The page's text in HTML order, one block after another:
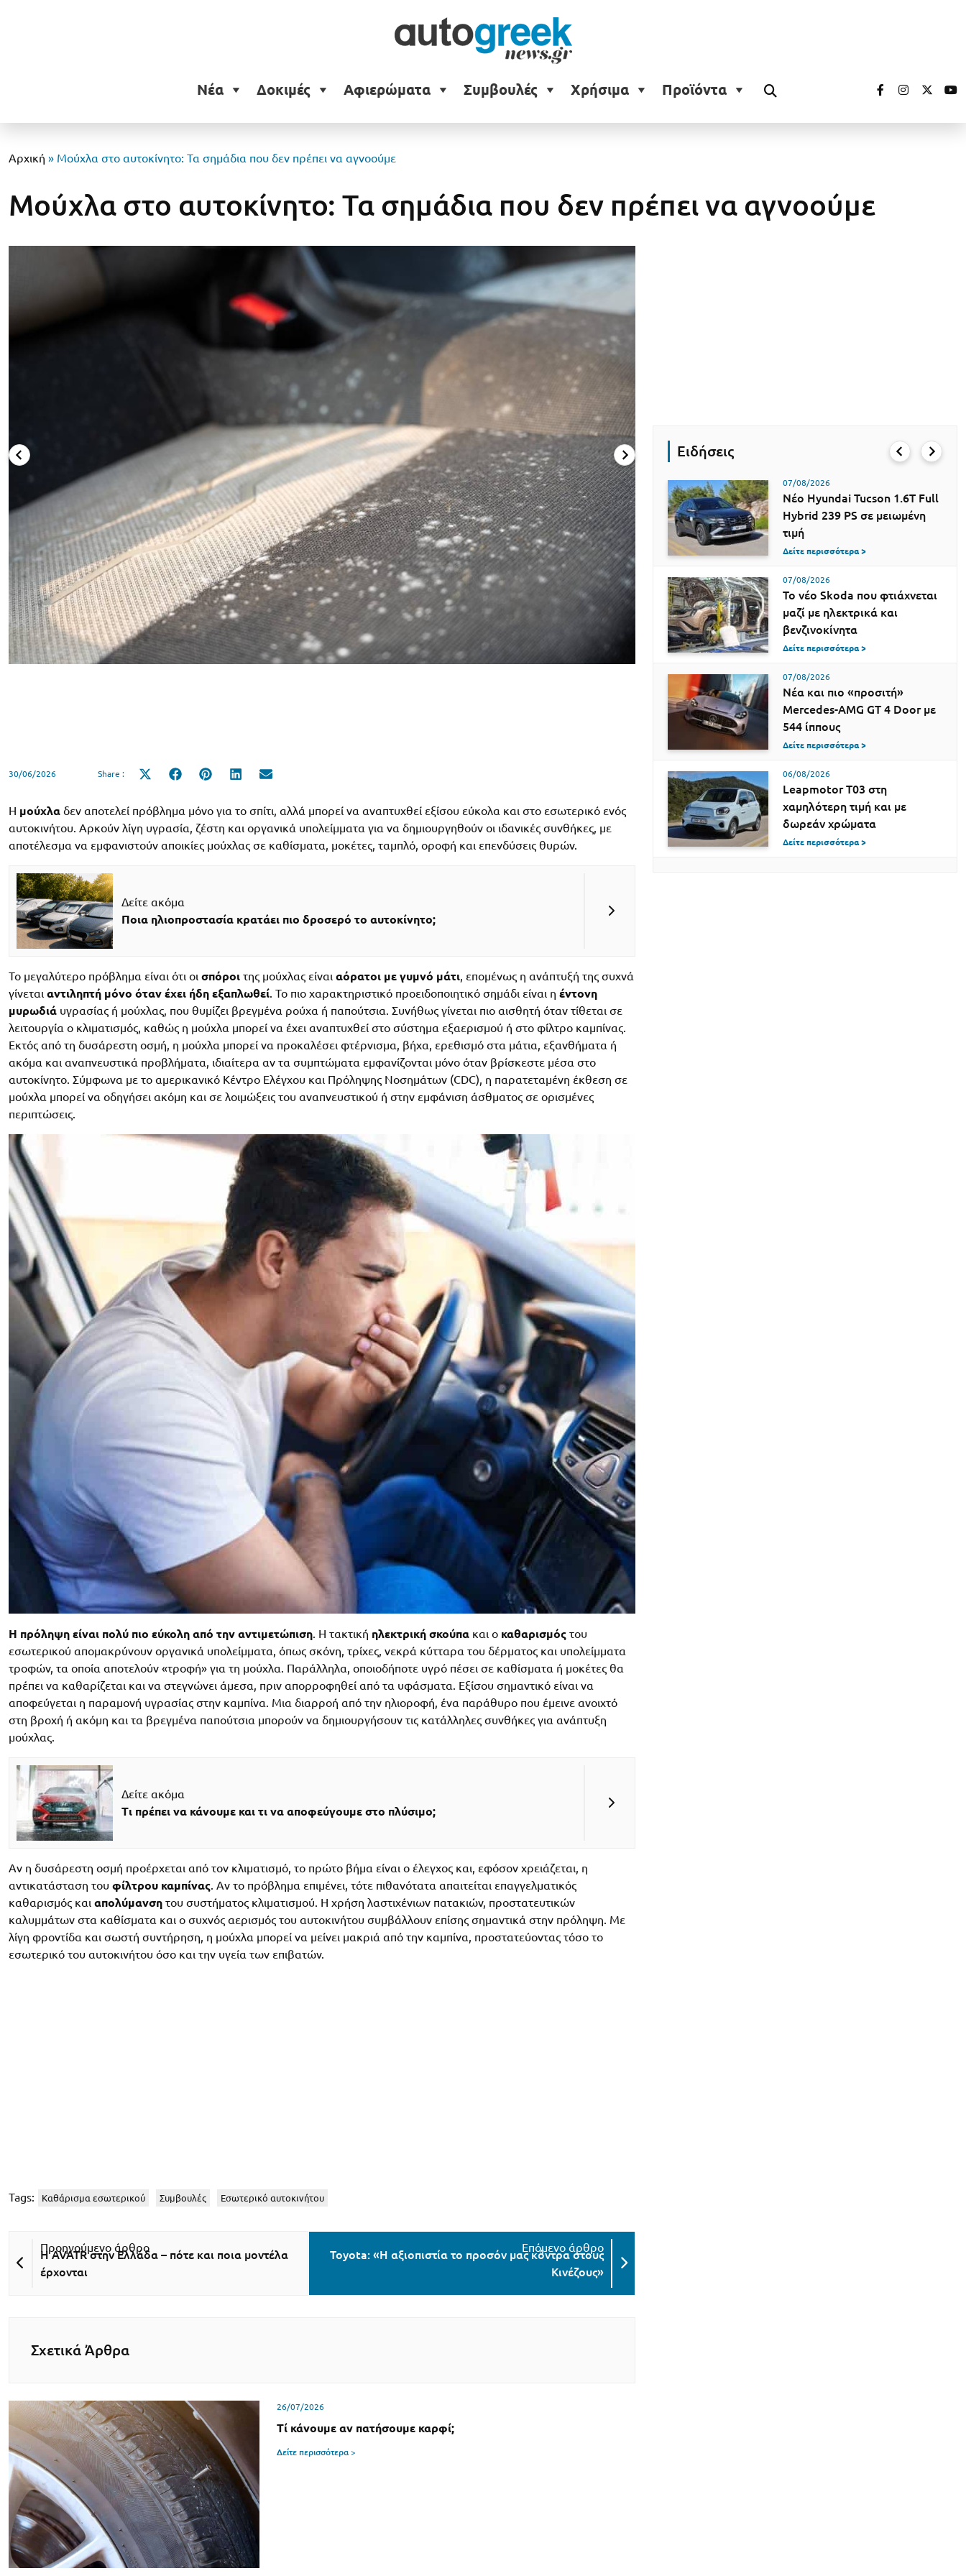
Νέα Δοκιμές Αφιερώματα Συμβουλές Χρήσιμα Προϊόντα
Αρχική » Μούχλα στο αυτοκίνητο: Τα σημάδια που δεν πρέπει να αγνοούμε
Μούχλα στο αυτοκίνητο: Τα σημάδια που δεν πρέπει να αγνοούμε
30/06/2026 Share :
Share
Share
Share
Share
Η μούχλα δεν αποτελεί πρόβλημα μόνο για το σπίτι, αλλά μπορεί να αναπτυχθεί εξίσου εύκολα και στο εσωτερικό ενός
αυτοκινήτου. Αρκούν λίγη υγρασία, ζέστη και οργανικά υπολείμματα για να δημιουργηθούν οι ιδανικές συνθήκες, με
αποτέλεσμα να εμφανιστούν αποικίες μούχλας σε καθίσματα, μοκέτες, ταμπλό, οροφή και επενδύσεις θυρών.
Δείτε ακόμα
Ποια ηλιοπροστασία κρατάει πιο δροσερό το αυτοκίνητο;
Το μεγαλύτερο πρόβλημα είναι ότι οι σπόροι της μούχλας είναι αόρατοι με γυμνό μάτι, επομένως η ανάπτυξή της συχνά
γίνεται αντιληπτή μόνο όταν έχει ήδη εξαπλωθεί. Το πιο χαρακτηριστικό προειδοποιητικό σημάδι είναι η έντονη
μυρωδιά υγρασίας ή μούχλας, που θυμίζει βρεγμένα ρούχα ή παπούτσια. Συνήθως γίνεται πιο αισθητή όταν τίθεται σε
λειτουργία ο κλιματισμός, καθώς η μούχλα μπορεί να έχει αναπτυχθεί στο σύστημα εξαερισμού ή στο φίλτρο καμπίνας.
Εκτός από τη δυσάρεστη οσμή, η μούχλα μπορεί να προκαλέσει φτέρνισμα, βήχα, ερεθισμό στα μάτια, εξανθήματα ή
ακόμα και αναπνευστικά προβλήματα, ιδιαίτερα αν τα συμπτώματα εμφανίζονται μόνο όταν βρίσκεστε μέσα στο
αυτοκίνητο. Σύμφωνα με το αμερικανικό Κέντρο Ελέγχου και Πρόληψης Νοσημάτων (CDC), η παρατεταμένη έκθεση σε
μούχλα μπορεί να οδηγήσει ακόμη και σε λοιμώξεις του αναπνευστικού ή στην εμφάνιση άσθματος σε ορισμένες
περιπτώσεις.
Η πρόληψη είναι πολύ πιο εύκολη από την αντιμετώπιση. Η τακτική ηλεκτρική σκούπα και ο καθαρισμός του
εσωτερικού απομακρύνουν οργανικά υπολείμματα, όπως σκόνη, τρίχες, νεκρά κύτταρα του δέρματος και υπολείμματα
τροφών, τα οποία αποτελούν «τροφή» για τη μούχλα. Παράλληλα, οποιοδήποτε υγρό πέσει σε καθίσματα ή μοκέτες θα
πρέπει να καθαρίζεται και να στεγνώνει άμεσα, πριν απορροφηθεί από τα υφάσματα. Εξίσου σημαντικό είναι να
αποφεύγεται η παραμονή υγρασίας στην καμπίνα. Μια διαρροή από την ηλιοροφή, ένα παράθυρο που έμεινε ανοιχτό
στη βροχή ή ακόμη και τα βρεγμένα παπούτσια μπορούν να δημιουργήσουν τις κατάλληλες συνθήκες για ανάπτυξη
μούχλας.
Δείτε ακόμα
Τι πρέπει να κάνουμε και τι να αποφεύγουμε στο πλύσιμο;
Αν η δυσάρεστη οσμή προέρχεται από τον κλιματισμό, το πρώτο βήμα είναι ο έλεγχος και, εφόσον χρειάζεται, η
αντικατάσταση του φίλτρου καμπίνας. Αν το πρόβλημα επιμένει, τότε πιθανότατα απαιτείται επαγγελματικός
καθαρισμός και απολύμανση του συστήματος κλιματισμού. Η χρήση λαστιχένιων πατακιών, προστατευτικών
καλυμμάτων στα καθίσματα και ο συχνός αερισμός του αυτοκινήτου συμβάλλουν επίσης σημαντικά στην πρόληψη. Με
λίγη φροντίδα και σωστή συντήρηση, η μούχλα μπορεί να μείνει μακριά από την καμπίνα, προστατεύοντας τόσο το
εσωτερικό του αυτοκινήτου όσο και την υγεία των επιβατών.
Tags: Καθάρισμα εσωτερικού Συμβουλές Εσωτερικό αυτοκινήτου
H AVATR στην Ελλάδα – πότε και ποια μοντέλα
έρχονται
Toyota: «H αξιοπιστία το προσόν μας κόντρα στους
Κινέζους»
Σχετικά Άρθρα
26/07/2026
Τί κάνουμε αν πατήσουμε καρφί;
Δείτε περισσότερα >
Ειδήσεις
07/08/2026
Νέο Hyundai Tucson 1.6T Full
Hybrid 239 PS σε μειωμένη
τιμή
Δείτε περισσότερα >
07/08/2026
Το νέο Skoda που φτιάχνεται
μαζί με ηλεκτρικά και
βενζινοκίνητα
Δείτε περισσότερα >
07/08/2026
Νέα και πιο «προσιτή»
Mercedes-AMG GT 4 Door με
544 ίππους
Δείτε περισσότερα >
06/08/2026
Leapmotor T03 στη
χαμηλότερη τιμή και με
δωρεάν χρώματα
Δείτε περισσότερα >